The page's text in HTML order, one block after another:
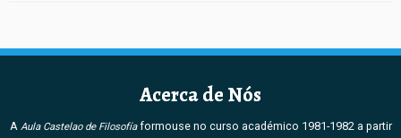
Acerca de Nós
A Aula Castelao de Filosofíaformouse no curso académico 1981-1982 a partir